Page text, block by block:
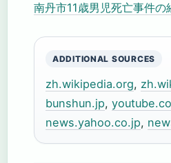
南丹市11歳男児死亡事件の
ADDITIONAL SOURCES
zh.wikipedia.org,
bunshun.jp,
news.yahoo.co.jp,